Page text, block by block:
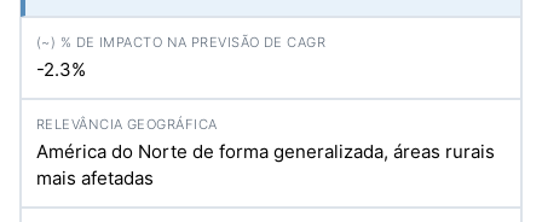
-2.3%
América do Norte de forma generalizada, áreas rurais
mais afetadas